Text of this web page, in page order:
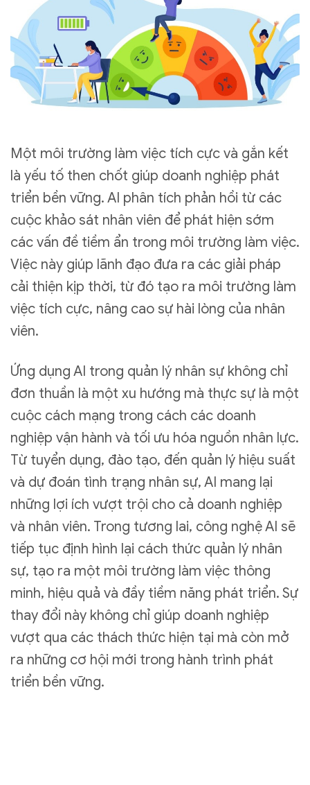
Một môi trường làm việc tích cực và gắn kết
là yếu tố then chốt giúp doanh nghiệp phát
triển bền vững. AI phân tích phản hồi từ các
cuộc khảo sát nhân viên để phát hiện sớm
các vấn đề tiềm ẩn trong môi trường làm việc.
Việc này giúp lãnh đạo đưa ra các giải pháp
cải thiện kịp thời, từ đó tạo ra môi trường làm
việc tích cực, nâng cao sự hài lòng của nhân
viên.
Ứng dụng AI trong quản lý nhân sự không chỉ
đơn thuần là một xu hướng mà thực sự là một
cuộc cách mạng trong cách các doanh
nghiệp vận hành và tối ưu hóa nguồn nhân lực.
Từ tuyển dụng, đào tạo, đến quản lý hiệu suất
và dự đoán tình trạng nhân sự, AI mang lại
những lợi ích vượt trội cho cả doanh nghiệp
và nhân viên. Trong tương lai, công nghệ AI sẽ
tiếp tục định hình lại cách thức quản lý nhân
sự, tạo ra một môi trường làm việc thông
minh, hiệu quả và đầy tiềm năng phát triển. Sự
thay đổi này không chỉ giúp doanh nghiệp
vượt qua các thách thức hiện tại mà còn mở
ra những cơ hội mới trong hành trình phát
triển bền vững.